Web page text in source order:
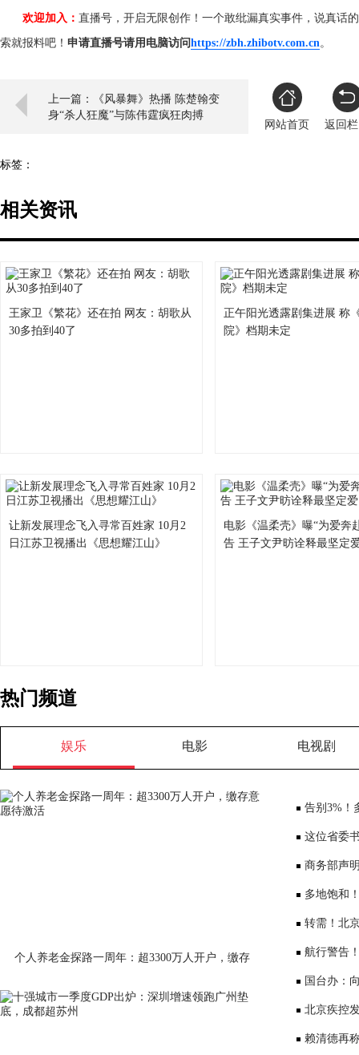
欢迎加入： 直播号，开启无限创作！一个敢纰漏真实事件，说真话
索就报料吧！ 申请直播号请用电脑访问https://zbh.zhibotv.com.cn。
上一篇：《风暴舞》热播 陈楚翰变
身“杀人狂魔”与陈伟霆疯狂肉搏
网站首页
返回
标签：
相关资讯
王家卫《繁花》还在拍 网友：胡歌从
30多拍到40了
正午阳光透露剧集进展 称
院》档期未定
让新发展理念飞入寻常百姓家 10月2
日江苏卫视播出《思想耀江山》
电影《温柔壳》曝“为爱奔
告 王子文尹昉诠释最坚定
热门频道
娱乐 电影 电视剧
个人养老金探路一周年：超3300万人开户，缴存
告别3%！
将少3000元
这位省委
部、10位女
商务部声
大会”
多地饱和
序竞争仍是
转需！北
公布
航行警告
国台办：
表达深切哀
北京疾控
景要戴口罩
赖清德再